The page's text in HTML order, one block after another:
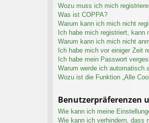
Wozu muss ich mich
Was ist COPPA?
Warum kann ich mich nicht
Ich habe mich registriert, kann
Warum kann ich mich nicht
Ich habe mich vor einiger Zeit
Ich habe mein Passwort
Warum werde ich automatisch
Wozu ist die Funktion „Alle
Benutzerpräferenzen
Wie kann ich meine
Wie kann ich verhindern, dass